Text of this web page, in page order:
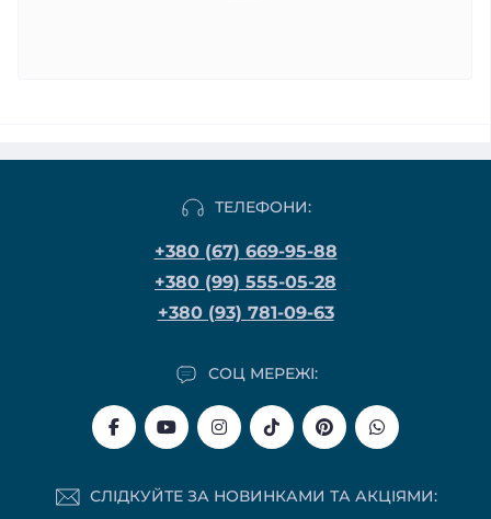
ТЕЛЕФОНИ:
+380 (67) 669-95-88
+380 (99) 555-05-28
+380 (93) 781-09-63
СОЦ МЕРЕЖІ:
СЛІДКУЙТЕ ЗА НОВИНКАМИ ТА АКЦІЯМИ: